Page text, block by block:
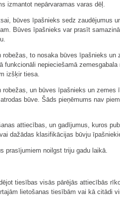
izmantot nepārvaramas varas dēļ.
būves īpašnieks sedz zaudējumus
Būves īpašnieks var prasīt
to nosaka būves īpašnieks un
nepieciešamā zemesgabala
izšķir tiesa.
un būves īpašnieks un
būve. Šāds pieņēmums nav
attiecības, un gadījumus, kuros
dažādas klasifikācijas būvju
prasījumiem noilgst triju gadu laikā.
tiesības visās pārējās attiecībās
lietošanas tiesībām vai kā citādi